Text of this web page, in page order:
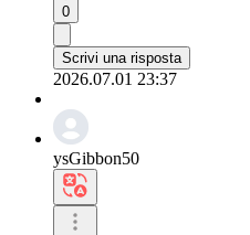
0
Scrivi una risposta
2026.07.01 23:37
ysGibbon50